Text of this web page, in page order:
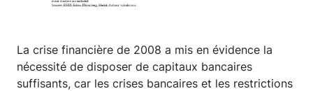
La crise financière de 2008 a mis en évidence la
nécessité de disposer de capitaux bancaires
suffisants, car les crises bancaires et les restrictions